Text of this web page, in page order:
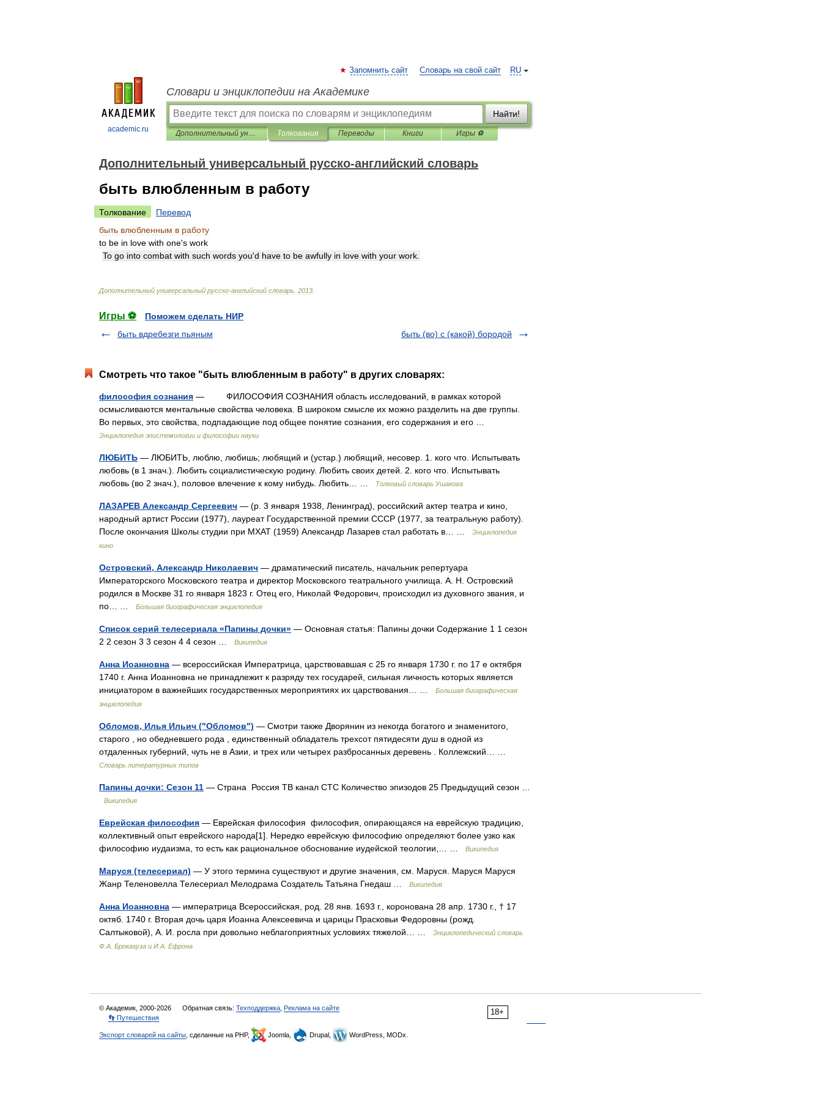
academic.ru
RU
Запомнить сайт Словарь на свой сайт
Словари и энциклопедии на Академике
Найти!
Дополнительный универсальный русско-английский словарь Толкования Переводы Книги Игры ⚽
Дополнительный универсальный русско-английский словарь
быть влюбленным в работу
Толкование
Перевод
быть влюбленным в работу
to be in love with one's work
To go into combat with such words you'd have to be awfully in love with your work
Дополнительный универсальный русско-английский словарь 2013
Игры ⚽
Поможем сделать НИР
быть вдребезги пьяным
быть (во) с (какой) бородой
Смотреть что такое "быть влюбленным в работу" в других словарях:
философия сознания — ФИЛОСОФИЯ СОЗНАНИЯ область исследований, в рамках которой
осмысливаются ментальные свойства человека. В широком смысле их можно разделить на две группы.
Во первых, это свойства, подпадающие под общее понятие сознания, его содержания и его …
Энциклопедия эпистемологии и философии науки
ЛЮБИТЬ — ЛЮБИТЬ, люблю, любишь; любящий и (устар.) любящий, несовер. 1. кого что. Испытывать
любовь (в 1 знач.). Любить социалистическую родину. Любить своих детей. 2. кого что. Испытывать
любовь (во 2 знач.), половое влечение к кому нибудь. Любить… …
Толковый словарь Ушакова
ЛАЗАРЕВ Александр Сергеевич — (р. 3 января 1938, Ленинград), российский актер театра и кино,
народный артист России (1977), лауреат Государственной премии СССР (1977, за театральную работу).
После окончания Школы студии при МХАТ (1959) Александр Лазарев стал работать в… …
Энциклопедия
кино
Островский, Александр Николаевич — драматический писатель, начальник репертуара
Императорского Московского театра и директор Московского театрального училища. А. Н. Островский
родился в Москве 31 го января 1823 г. Отец его, Николай Федорович, происходил из духовного звания, и
по… …
Большая биографическая энциклопедия
Список серий телесериала «Папины дочки» — Основная статья: Папины дочки Содержание 1 1 сезон
2 2 сезон 3 3 сезон 4 4 сезон …
Википедия
Анна Иоанновна — всероссийская Императрица, царствовавшая с 25 го января 1730 г. по 17 е октября
1740 г. Анна Иоанновна не принадлежит к разряду тех государей, сильная личность которых является
инициатором в важнейших государственных мероприятиях их царствования… …
Большая биографическая
энциклопедия
Обломов, Илья Ильич ("Обломов") — Смотри также Дворянин из некогда богатого и знаменитого,
старого , но обедневшего рода , единственный обладатель трехсот пятидесяти душ в одной из
отдаленных губерний, чуть не в Азии, и трех или четырех разбросанных деревень . Коллежский… …
Словарь литературных типов
Папины дочки: Сезон 11 — Страна Россия ТВ канал СТС Количество эпизодов 25 Предыдущий сезон …
Википедия
Еврейская философия — Еврейская философия философия, опирающаяся на еврейскую традицию,
коллективный опыт еврейского народа[1]. Нередко еврейскую философию определяют более узко как
философию иудаизма, то есть как рациональное обоснование иудейской теологии,… …
Википедия
Маруся (телесериал) — У этого термина существуют и другие значения, см. Маруся. Маруся Маруся
Жанр Теленовелла Телесериал Мелодрама Создатель Татьяна Гнедаш …
Википедия
Анна Иоанновна — императрица Всероссийская, род. 28 янв. 1693 г., коронована 28 апр. 1730 г., † 17
октяб. 1740 г. Вторая дочь царя Иоанна Алексеевича и царицы Прасковьи Федоровны (рожд.
Салтыковой), А. И. росла при довольно неблагоприятных условиях тяжелой… …
Энциклопедический словарь
Ф.А. Брокгауза и И.А. Ефрона
18+
© Академик, 2000-2026 Обратная связь: Техподдержка Реклама на сайте
👣 Путешествия
Экспорт словарей на сайты , сделанные на PHP, Joomla, Drupal, WordPress, MODx.